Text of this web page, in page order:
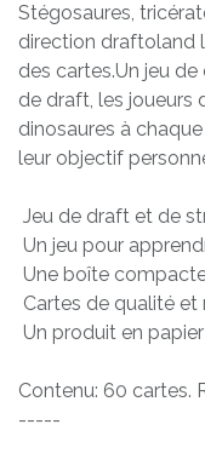
Stégosaures,
direction draftoland
des cartes.Un jeu
de draft, les joueurs
dinosaures à
leur objectif
Jeu de draft et de
Un jeu pour
Une boîte
Cartes de qualité et
Un produit en
Contenu: 60 cartes.
-----